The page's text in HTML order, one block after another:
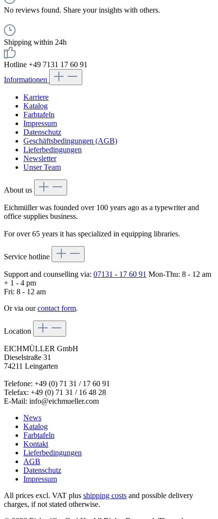
No reviews found. Share your insights with others.
Shipping within 24h
Hotline +49 7131 17 60 91
Informationen
Karriere
Katalog
Farbtafeln
Impressum
Datenschutz
Geschäftsbedingungen (AGB)
Lieferbedingungen
Newsletter
Unser Team
About us
Eichmüller was founded over 100 years ago as a typewriter and
office supplies business.
For over 65 years it has specialized in equipping libraries.
Service hotline
Support and counselling via: 07131 - 17 60 91 Mon-Thu: 8 - 12 am
+ 1 - 4 pm
Fri: 8 - 12 am
Or via ourcontact form.
Location
EICHMÜLLER GmbH
Dieselstraße 31
74211 Leingarten
Telefone: +49 (0) 71 31 / 17 60 91
Telefax: +49 (0) 71 31 / 16 48 28
E-Mail: info@eichmueller.com
News
Katalog
Farbtafeln
Kontakt
Lieferbedingungen
AGB
Datenschutz
Impressum
All prices excl. VAT plus shipping costs and possible delivery
charges, if not stated otherwise.